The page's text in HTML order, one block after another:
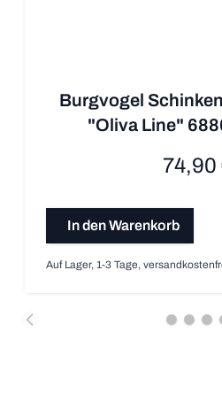
Burgvogel
"Oliva Line"
74,90
In den Warenkorb
Auf Lager, 1-3 Tage,